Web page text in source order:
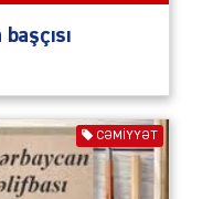
CƏMIYYƏT